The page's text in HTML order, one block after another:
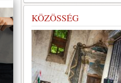
KÖZÖSSÉG